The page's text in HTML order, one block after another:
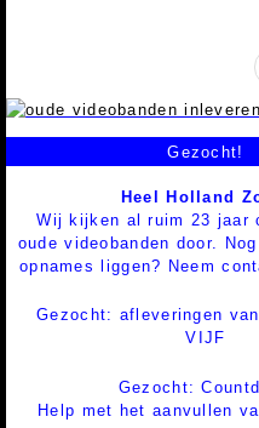
Gezocht!
Heel Holland
Wij kijken al ruim 23 jaar
oude videobanden door.
opnames liggen? Neem
Gezocht: afleveringen
VIJF
Gezocht:
Help met het aanvullen